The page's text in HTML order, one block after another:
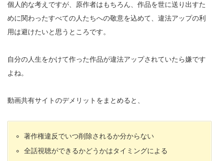
個人的な考えですが、原作者はもちろん、作品を世に送り出すた
めに関わったすべての人たちへの敬意を込めて、違法アップの利
用は避けたいと思うところです。
自分の人生をかけて作った作品が違法アップされていたら嫌です
よね。
動画共有サイトのデメリットをまとめると、
著作権違反でいつ削除されるか分からない
全話視聴ができるかどうかはタイミングによる